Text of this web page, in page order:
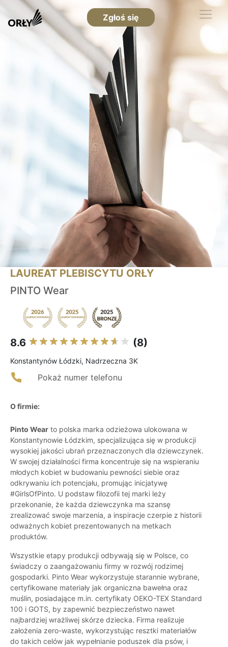
Zgłoś się
LAUREAT PLEBISCYTU ORŁY
PINTO Wear
8.6 (8)
Konstantynów Łódzki, Nadrzeczna 3K
Pokaż numer telefonu
O firmie:
Pinto Wear to polska marka odzieżowa ulokowana w
Konstantynowie Łódzkim, specjalizująca się w produkcji
wysokiej jakości ubrań przeznaczonych dla dziewczynek.
W swojej działalności firma koncentruje się na wspieraniu
młodych kobiet w budowaniu pewności siebie oraz
odkrywaniu ich potencjału, promując inicjatywę
#GirlsOfPinto. U podstaw filozofii tej marki leży
przekonanie, że każda dziewczynka ma szansę
zrealizować swoje marzenia, a inspiracje czerpie z historii
odważnych kobiet prezentowanych na metkach
produktów.
Wszystkie etapy produkcji odbywają się w Polsce, co
świadczy o zaangażowaniu firmy w rozwój rodzimej
gospodarki. Pinto Wear wykorzystuje starannie wybrane,
certyfikowane materiały jak organiczna bawełna oraz
muślin, posiadające m.in. certyfikaty OEKO-TEX Standard
100 i GOTS, by zapewnić bezpieczeństwo nawet
najbardziej wrażliwej skórze dziecka. Firma realizuje
założenia zero-waste, wykorzystując resztki materiałów
do takich celów jak wypełnianie poduszek dla psów, i